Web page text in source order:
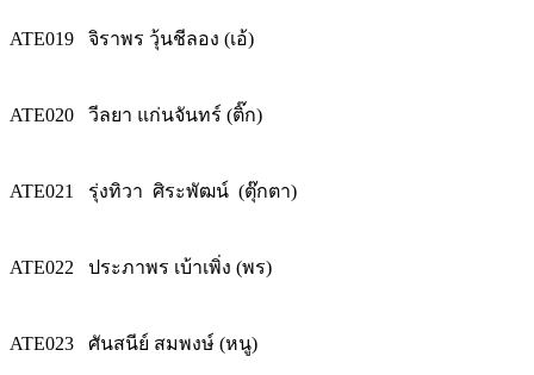
ATE019 จิราพร วุ้นชีลอง (เอ้)
ATE020 วีลยา แก่นจันทร์ (ติ๊ก)
ATE021 รุ่งทิวา ศิระพัฒน์ (ตุ๊กตา)
ATE022 ประภาพร เบ้าเพิ่ง (พร)
ATE023 ศันสนีย์ สมพงษ์ (หนู)